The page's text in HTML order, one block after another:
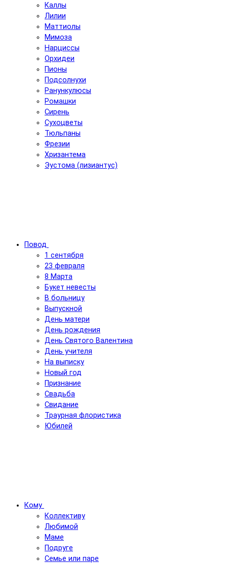
Каллы
Лилии
Маттиолы
Мимоза
Нарциссы
Орхидеи
Пионы
Подсолнухи
Ранункулюсы
Ромашки
Сирень
Сухоцветы
Тюльпаны
Фрезии
Хризантема
Эустома (лизиантус)
Повод
1 сентября
23 февраля
8 Марта
Букет невесты
В больницу
Выпускной
День матери
День рождения
День Святого Валентина
День учителя
На выписку
Новый год
Признание
Свадьба
Свидание
Траурная флористика
Юбилей
Кому
Коллективу
Любимой
Маме
Подруге
Семье или паре